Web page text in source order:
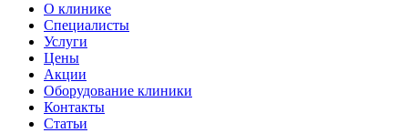
О клинике
Специалисты
Услуги
Цены
Акции
Оборудование клиники
Контакты
Статьи